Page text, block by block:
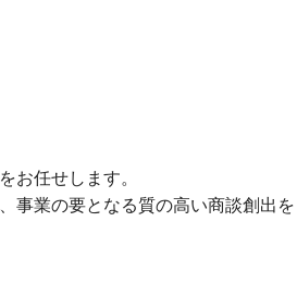
お任せします。
事業の要となる質の高い商談創出を